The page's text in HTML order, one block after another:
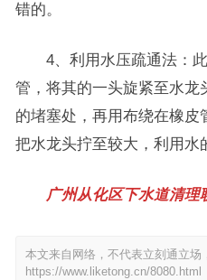
错的。
4、利用水压疏通法：此
管，将其的一头旋紧至水龙
的堵塞处，再用布绕在橡
把水龙头拧至较大，利用水
广州从化区下水道清理
本文来自网络，不代表立刻通立场
https://www.liketong.cn/8080.html